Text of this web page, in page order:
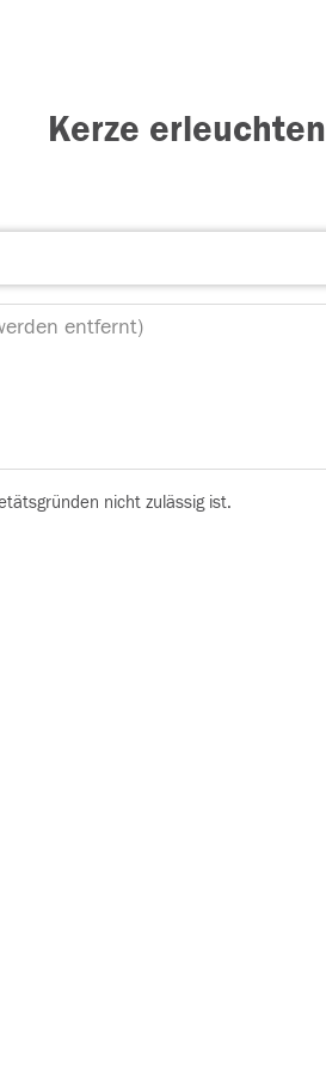
Kerze erleuchten
nicht zulässig ist.